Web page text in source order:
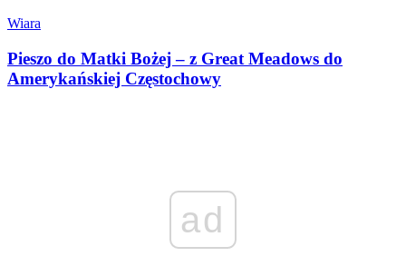
Wiara
Pieszo do Matki Bożej – z Great Meadows do
Amerykańskiej Częstochowy
ad